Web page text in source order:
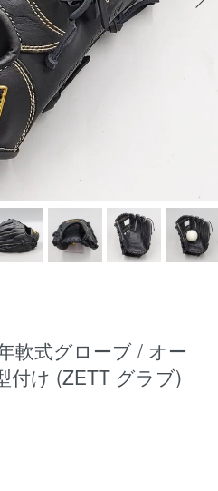
軟式グローブ / オー
付け (ZETT グラブ)